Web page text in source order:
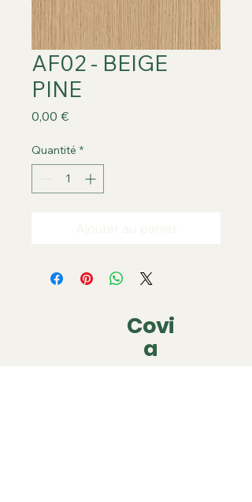
AF02 - BEIGE
PINE
0,00 €Prix
Quantité *
Covi
a